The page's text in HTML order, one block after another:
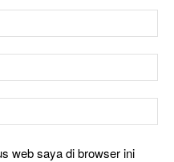
web saya di browser ini